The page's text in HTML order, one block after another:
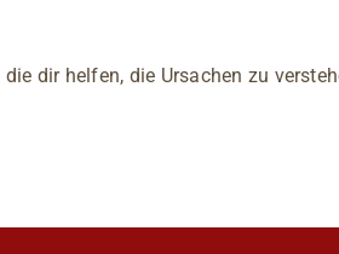
dir helfen, die Ursachen zu